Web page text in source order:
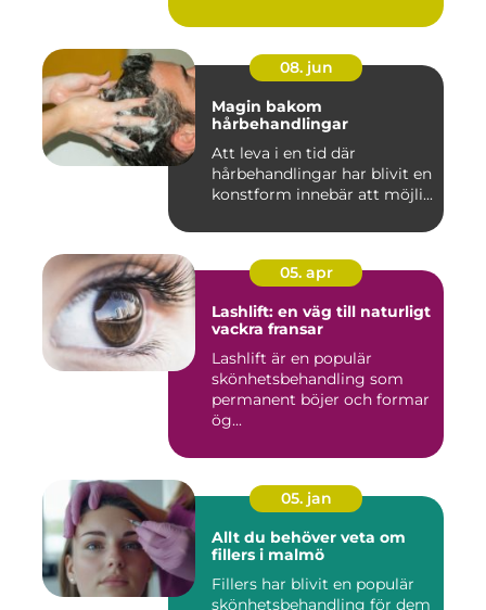
08. jun
Magin bakom
hårbehandlingar
Att leva i en tid där
hårbehandlingar har blivit en
konstform innebär att möjli...
05. apr
Lashlift: en väg till naturligt
vackra fransar
Lashlift är en populär
skönhetsbehandling som
permanent böjer och formar
ög...
05. jan
Allt du behöver veta om
fillers i malmö
Fillers har blivit en populär
skönhetsbehandling för dem